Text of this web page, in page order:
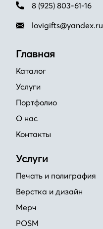
8 (925) 803-61-16
lovigifts@yandex.ru
Главная
Каталог
Услуги
Портфолио
О нас
Контакты
Услуги
Печать и полиграфия
Верстка и дизайн
Мерч
POSM